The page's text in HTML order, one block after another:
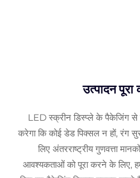
उत्पादन
LED स्क्रीन डिस्प्ले के पैकेजिंग
करेगा कि कोई डेड पिक्सल न हों, रंग
लिए अंतरराष्ट्रीय गुणवत्ता
आवश्यकताओं को पूरा करने के लिए,